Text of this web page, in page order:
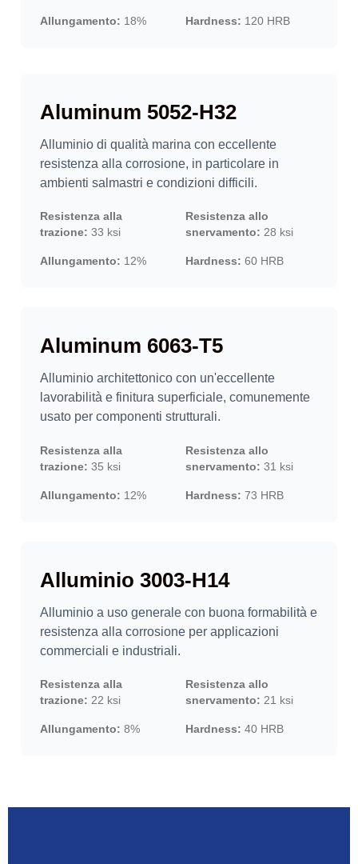
Allungamento: 18% Hardness: 120 HRB
Aluminum 5052-H32
Alluminio di qualità marina con eccellente
resistenza alla corrosione, in particolare in
ambienti salmastri e condizioni difficili.
Resistenza alla
trazione: 33 ksi
Resistenza allo
snervamento: 28 ksi
Allungamento: 12% Hardness: 60 HRB
Aluminum 6063-T5
Alluminio architettonico con un'eccellente
lavorabilità e finitura superficiale, comunemente
usato per componenti strutturali.
Resistenza alla
trazione: 35 ksi
Resistenza allo
snervamento: 31 ksi
Allungamento: 12% Hardness: 73 HRB
Alluminio 3003-H14
Alluminio a uso generale con buona formabilità e
resistenza alla corrosione per applicazioni
commerciali e industriali.
Resistenza alla
trazione: 22 ksi
Resistenza allo
snervamento: 21 ksi
Allungamento: 8% Hardness: 40 HRB